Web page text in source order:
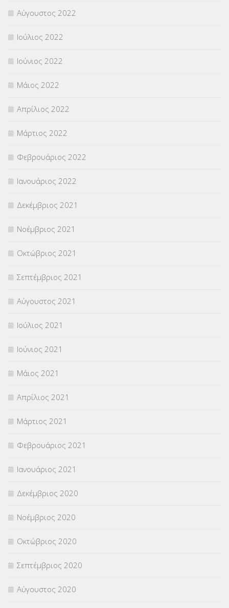
Αύγουστος 2022
Ιούλιος 2022
Ιούνιος 2022
Μάιος 2022
Απρίλιος 2022
Μάρτιος 2022
Φεβρουάριος 2022
Ιανουάριος 2022
Δεκέμβριος 2021
Νοέμβριος 2021
Οκτώβριος 2021
Σεπτέμβριος 2021
Αύγουστος 2021
Ιούλιος 2021
Ιούνιος 2021
Μάιος 2021
Απρίλιος 2021
Μάρτιος 2021
Φεβρουάριος 2021
Ιανουάριος 2021
Δεκέμβριος 2020
Νοέμβριος 2020
Οκτώβριος 2020
Σεπτέμβριος 2020
Αύγουστος 2020